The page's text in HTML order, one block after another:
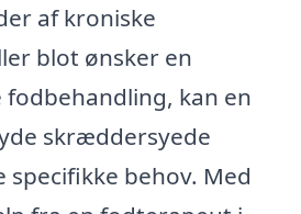
af kroniske
blot ønsker en
kan en
skræddersyede
behov. Med